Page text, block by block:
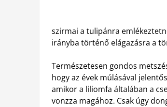
szirmai a tulipánra
irányba történő elágazásra a
Természetesen gondos
hogy az évek múlásával
amikor a liliomfa általában a
vonzza magához. Csak úgy